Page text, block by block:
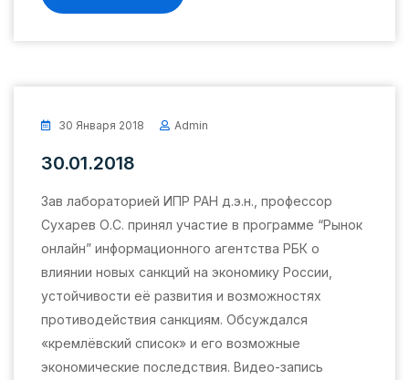
30 Января 2018 Admin
30.01.2018
Зав лабораторией ИПР РАН д.э.н., профессор
Сухарев О.С. принял участие в программе “Рынок
онлайн” информационного агентства РБК о
влиянии новых санкций на экономику России,
устойчивости её развития и возможностях
противодействия санкциям. Обсуждался
«кремлёвский список» и его возможные
экономические последствия. Видео-запись